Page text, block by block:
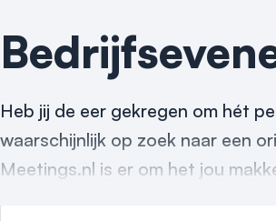
Heb jij de eer gekregen om hét
waarschijnlijk op zoek naar een
Meetings.nl is er om het jou